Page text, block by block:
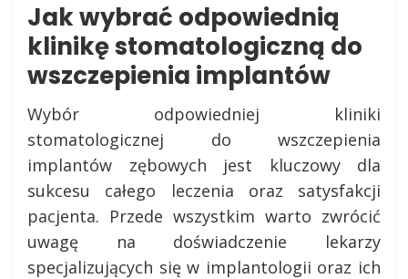
Jak wybrać odpowiednią
klinikę stomatologiczną do
wszczepienia implantów
Wybór odpowiedniej kliniki
stomatologicznej do wszczepienia
implantów zębowych jest kluczowy dla
sukcesu całego leczenia oraz satysfakcji
pacjenta. Przede wszystkim warto zwrócić
uwagę na doświadczenie lekarzy
specjalizujących się w implantologii oraz ich